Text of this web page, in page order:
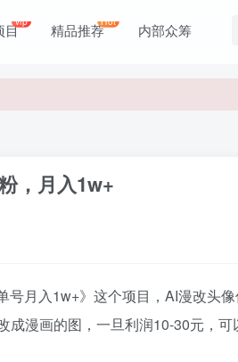
目vip 精品推荐Hot 内部众筹
，月入1w+
月入1w+》这个项目，AI漫改头
漫画的图，一旦利润10-30元，